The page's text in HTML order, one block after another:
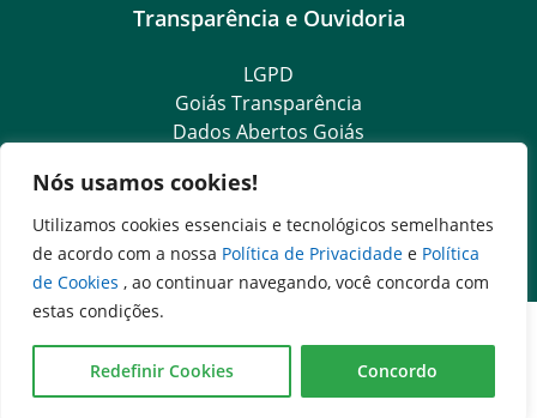
Nós usamos cookies!
Utilizamos cookies essenciais e tecnológicos semelhantes
de acordo com a nossa Política de Privacidade e Política
de Cookies , ao continuar navegando, você concorda com
estas condições.
Redefinir Cookies Concordo
Transparência e Ouvidoria
LGPD
Goiás Transparência
Dados Abertos Goiás
e-SIC – Serviço Eletrônico de Informação ao Cidadão
Ouvidoria Setorial (Expresso)
Ouvidoria Setorial (Presencial)